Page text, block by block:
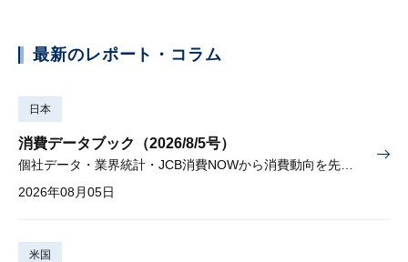
最新のレポート・コラム
日本
消費データブック（2026/8/5号）
2026年08月05日
米国